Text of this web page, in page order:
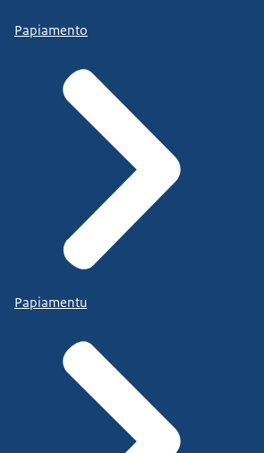
Papiamento
Papiamentu